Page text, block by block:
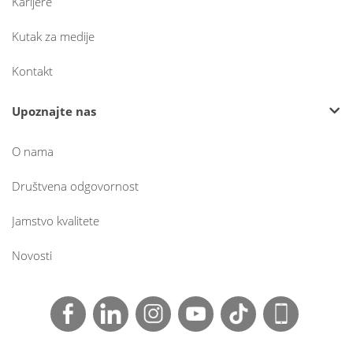
Kutak za medije
Kontakt
Upoznajte nas
O nama
Društvena odgovornost
Jamstvo kvalitete
Novosti